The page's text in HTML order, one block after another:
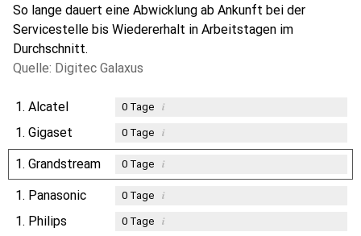
So lange dauert eine Abwicklung ab Ankunft bei der
Servicestelle bis Wiedererhalt in Arbeitstagen im
Durchschnitt.
Quelle: Digitec Galaxus
1. Alcatel 0Tage i
1. Gigaset 0Tage i
1. Grandstream 0Tage i
1. Panasonic 0Tage i
1. Philips 0Tage i